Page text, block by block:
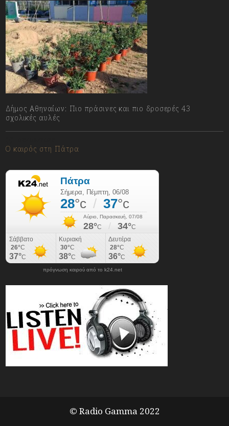
Δήμος Αθηναίων: Πιο πράσινες και πιο δροσερές 43
σχολικές αυλές
Ο καιρός στη Πάτρα
πρόγνωση καιρού από το k24.net
© Radio Gamma 2022